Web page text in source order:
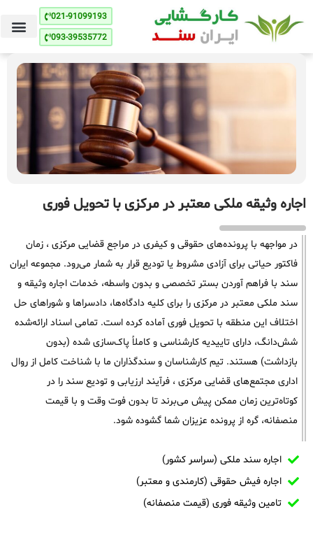
021-91099193
093-39535772
اجاره وثیقه ملکی معتبر در مرکزی با تحویل فوری
در مواجهه با پرونده‌های حقوقی و کیفری در مراجع قضایی مرکزی ، زمان
فاکتور حیاتی برای آزادی مشروط یا تودیع قرار به شمار می‌رود. مجموعه ایران
سند با فراهم آوردن بستر تخصصی و بدون واسطه، خدمات اجاره وثیقه و
سند ملکی معتبر در مرکزی را برای کلیه دادگاه‌ها، دادسراها و شوراهای حل
اختلاف این منطقه با تحویل فوری آماده کرده است. تمامی اسناد ارائه‌شده
شش‌دانگ، دارای تاییدیه کارشناسی و کاملاً پاک‌سازی شده (بدون
بازداشت) هستند. تیم کارشناسان و سندگذاران ما با شناخت کامل از روال
اداری مجتمع‌های قضایی مرکزی ، فرآیند ارزیابی و تودیع سند را در
کوتاه‌ترین زمان ممکن پیش می‌برند تا بدون فوت وقت و با قیمت
منصفانه، گره از پرونده عزیزان شما گشوده شود.
اجاره سند ملکی (سراسر کشور)
اجاره فیش حقوقی (کارمندی و معتبر)
تامین وثیقه فوری (قیمت منصفانه)